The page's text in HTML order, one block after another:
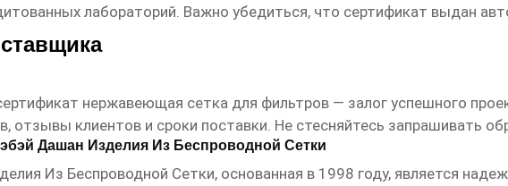
лабораторий. Важно убедиться, что сертификат выдан
нержавеющая сетка для фильтров— залог успешного
отзывы клиентов и сроки поставки. Не стесняйтесь запрашивать
Дашан Изделия Из Беспроводной Сетки
Из Беспроводной Сетки, основанная в 1998 году, является